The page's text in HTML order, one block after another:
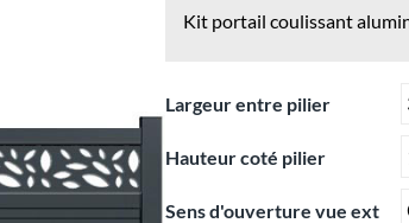
Kit portail coulissant
Largeur entre pilier
Hauteur coté pilier
Sens d'ouverture vue ext